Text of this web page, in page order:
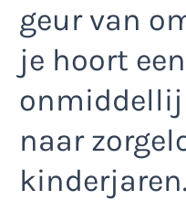
geur van
je hoort
naar
kinderjaren.